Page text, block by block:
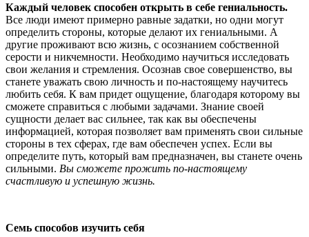
Каждый человек способен открыть в себе гениальность.
Все люди имеют примерно равные задатки, но одни могут
определить стороны, которые делают их гениальными. А
другие проживают всю жизнь, с осознанием собственной
серости и никчемности. Необходимо научиться исследовать
свои желания и стремления. Осознав свое совершенство, вы
станете уважать свою личность и по-настоящему научитесь
любить себя. К вам придет ощущение, благодаря которому вы
сможете справиться с любыми задачами. Знание своей
сущности делает вас сильнее, так как вы обеспечены
информацией, которая позволяет вам применять свои сильные
стороны в тех сферах, где вам обеспечен успех. Если вы
определите путь, который вам предназначен, вы станете очень
сильными. Вы сможете прожить по-настоящему
счастливую и успешную жизнь.
Семь способов изучить себя